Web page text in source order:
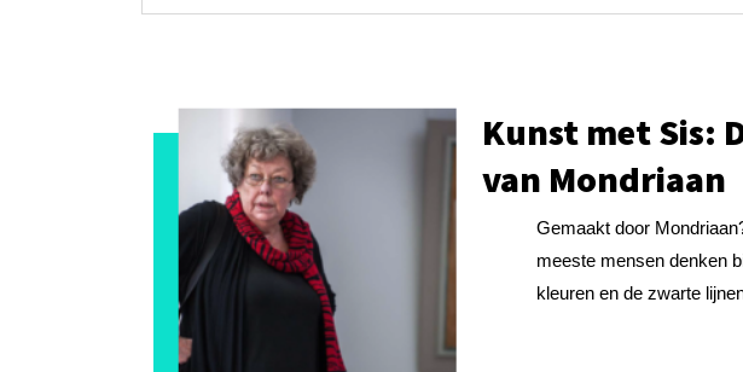
Kunst met Sis:
van Mondriaan
Gemaakt door
meeste mensen denken
kleuren en de zwarte